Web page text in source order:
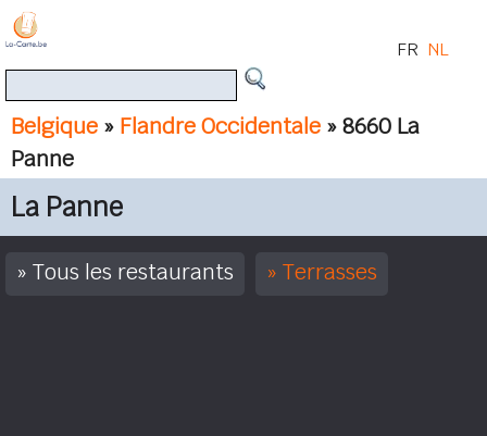
Belgique » Flandre Occidentale » 8660 La
Panne
FR NL
La Panne
Tous les restaurants Terrasses